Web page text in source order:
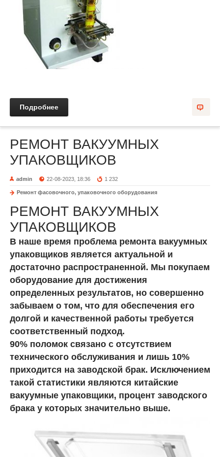
Подробнее
РЕМОНТ ВАКУУМНЫХ
УПАКОВЩИКОВ
admin 22-08-2023, 18:36 1 232
Ремонт фасовочного, упаковочного оборудования
РЕМОНТ ВАКУУМНЫХ
УПАКОВЩИКОВ
В наше время проблема ремонта вакуумных
упаковщиков является актуальной и
достаточно распространенной. Мы покупаем
оборудование для достижения
определенных результатов, но совершенно
забываем о том, что для обеспечения его
долгой и качественной работы требуется
соответственный подход.
90% поломок связано с отсутствием
технического обслуживания и лишь 10%
приходится на заводской брак. Исключением
такой статистики являются китайские
вакуумные упаковщики, процент заводского
брака у которых значительно выше.